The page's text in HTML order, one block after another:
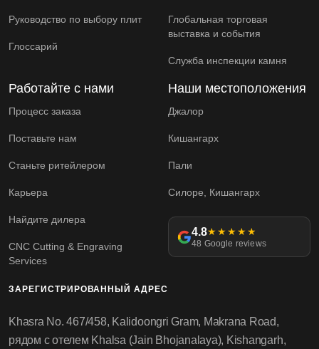
Руководство по выбору плит
Глоссарий
Глобальная торговая
выставка и события
Служба инспекции камня
Работайте с нами
Процесс заказа
Поставьте нам
Станьте ритейлером
Карьера
Найдите дилера
CNC Cutting & Engraving
Services
Наши местоположения
Джалор
Кишангарх
Пали
Силоре, Кишангарх
4.8★★★★★
48 Google reviews
ЗАРЕГИСТРИРОВАННЫЙ АДРЕС
Khasra No. 467/458, Kalidoongri Gram, Makrana Road,
рядом с отелем Khalsa (Jain Bhojanalaya), Kishangarh,